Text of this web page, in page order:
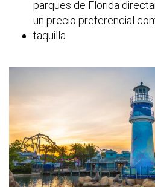
parques de Florida
un precio preferencial
taquilla.